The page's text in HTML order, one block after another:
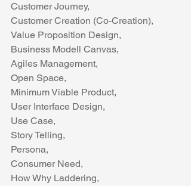
Customer Journey,
Customer Creation (Co-Creation),
Value Proposition Design,
Business Modell Canvas,
Agiles Management,
Open Space,
Minimum Viable Product,
User Interface Design,
Use Case,
Story Telling,
Persona,
Consumer Need,
How Why Laddering,